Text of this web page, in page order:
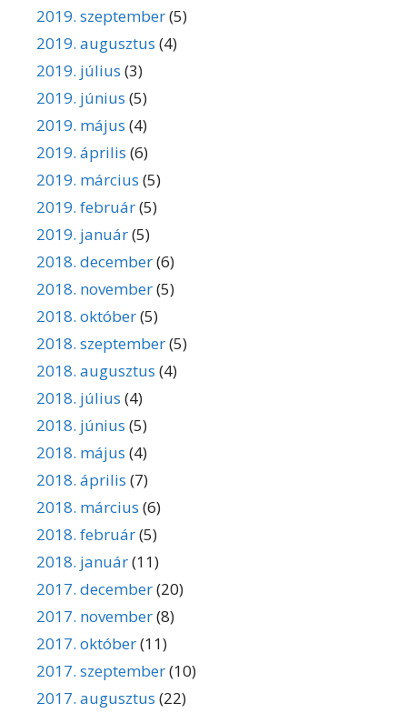
2019. szeptember(5)
2019. augusztus (4)
2019. július (3)
2019. június (5)
2019. május (4)
2019. április (6)
2019. március (5)
2019. február(5)
2019. január(5)
2018. december(6)
2018. november(5)
2018. október(5)
2018. szeptember(5)
2018. augusztus (4)
2018. július (4)
2018. június (5)
2018. május (4)
2018. április (7)
2018. március (6)
2018. február(5)
2018. január(11)
2017. december(20)
2017. november(8)
2017. október(11)
2017. szeptember(10)
2017. augusztus (22)